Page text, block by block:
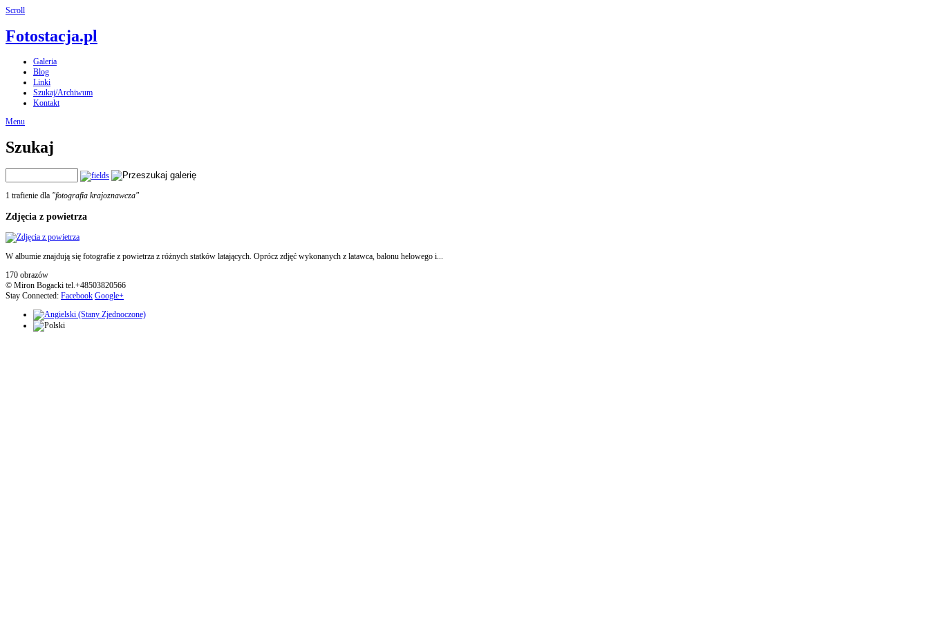
Scroll
Fotostacja.pl
Galeria
Blog
Linki
Szukaj/Archiwum
Kontakt
Menu
Szukaj
1 trafienie dla "fotografia krajoznawcza"
Zdjęcia z powietrza
W albumie znajdują się fotografie z powietrza z różnych statków latających. Oprócz zdjęć wykonanych z latawca, balonu helowego i...
170 obrazów
© Miron Bogacki tel.+48503820566
Stay Connected: Facebook Google+